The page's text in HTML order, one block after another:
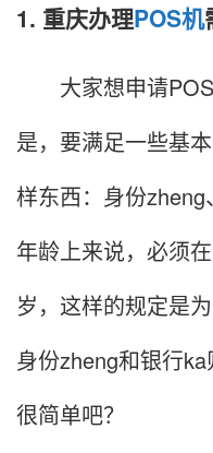
1. 重庆办理POS机
大家想申请POS
是，要满足一些基
样东西：身份
年龄上来说，必须
岁，这样的规定是
身份zheng和银行ka
很简单吧？